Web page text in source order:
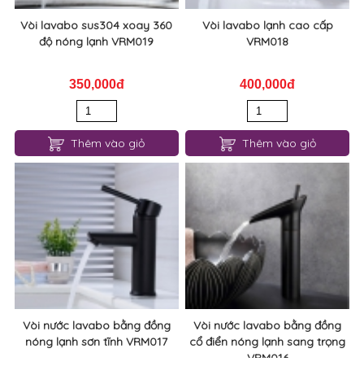
Vòi lavabo sus304 xoay 360
độ nóng lạnh VRM019
350,000đ
Thêm vào giỏ
Vòi lavabo lạnh cao cấp
VRM018
400,000đ
Thêm vào giỏ
Vòi nước lavabo bằng đồng
nóng lạnh sơn tĩnh VRM017
Vòi nước lavabo bằng đồng
cổ điển nóng lạnh sang trọng
VRM016